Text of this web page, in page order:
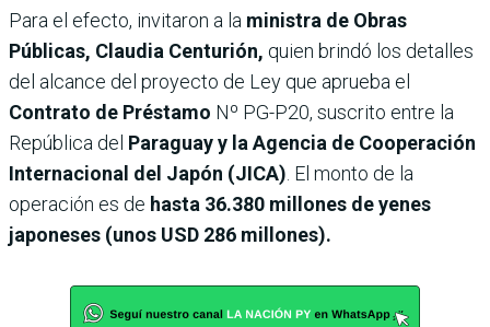
Para el efecto, invitaron a la ministra de Obras
Públicas, Claudia Centurión, quien brindó los detalles
del alcance del proyecto de Ley que aprueba el
Contrato de Préstamo Nº PG-P20, suscrito entre la
República del Paraguay y la Agencia de Cooperación
Internacional del Japón (JICA). El monto de la
operación es de hasta 36.380 millones de yenes
japoneses (unos USD 286 millones).